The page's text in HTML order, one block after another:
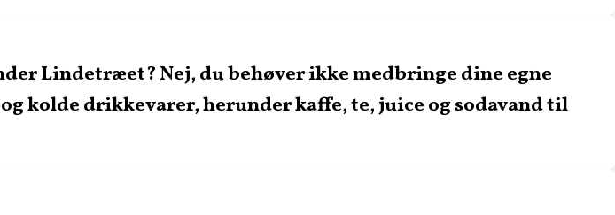
Lindetræet? Nej, du behøver ikke medbringe dine egne
kolde drikkevarer, herunder kaffe, te, juice og sodavand til